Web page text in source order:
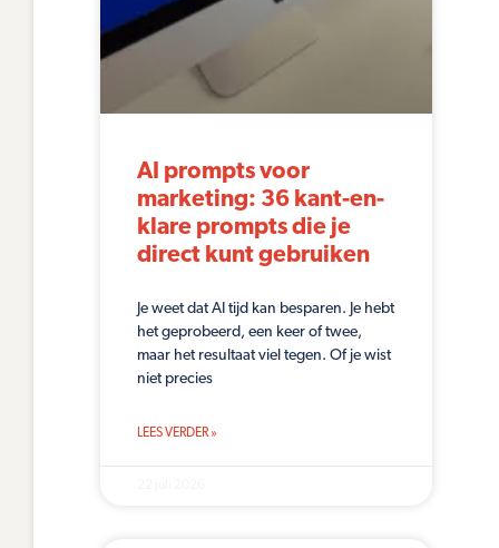
AI prompts voor
marketing: 36 kant-en-
klare prompts die je
direct kunt gebruiken
Je weet dat AI tijd kan besparen. Je hebt
het geprobeerd, een keer of twee,
maar het resultaat viel tegen. Of je wist
niet precies
LEES VERDER »